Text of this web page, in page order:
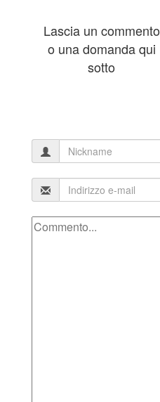
Lascia un commento
o una domanda qui
sotto